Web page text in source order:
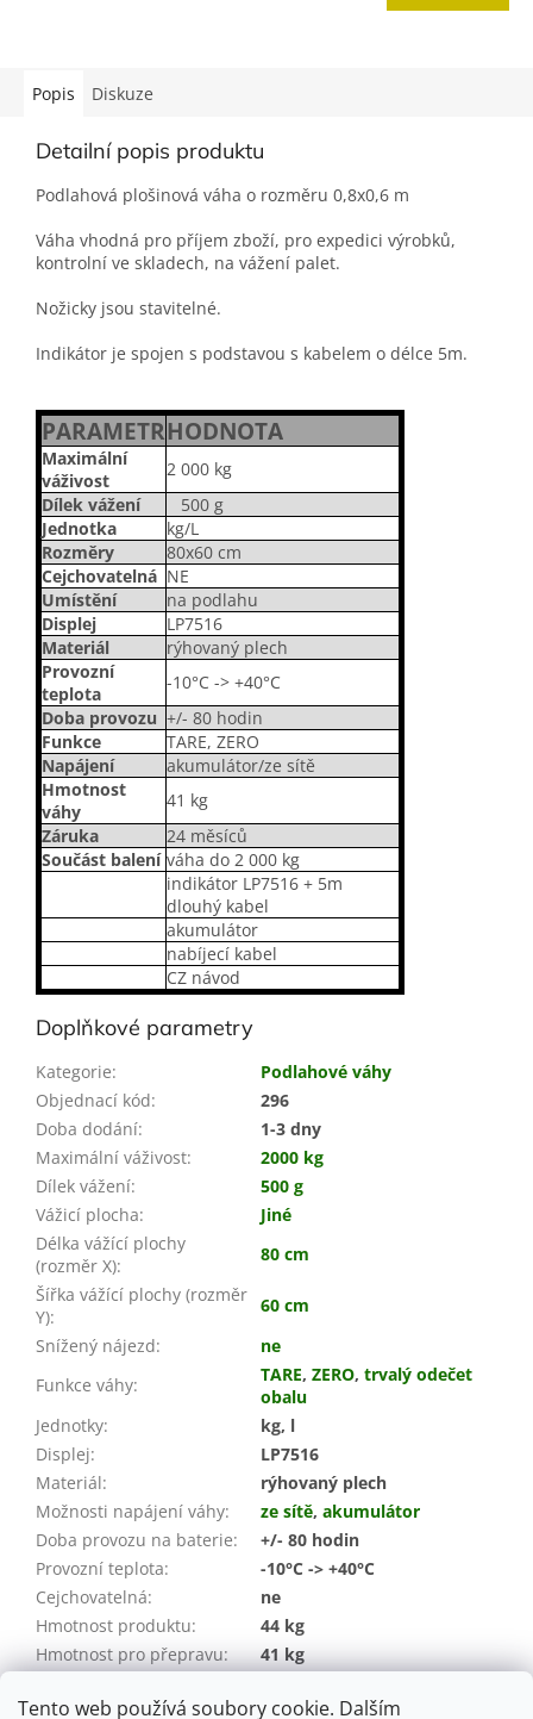
Tento web používá soubory cookie. Dalším
Popis Diskuze
Detailní popis produktu
Podlahová plošinová váha o rozměru 0,8x0,6 m
Váha vhodná pro příjem zboží, pro expedici výrobků,
kontrolní ve skladech, na vážení palet.
Nožicky jsou stavitelné.
Indikátor je spojen s podstavou s kabelem o délce 5m.
PARAMETRHODNOTA
Maximální
váživost
2 000 kg
Dílek vážení
500 g
Jednotka
kg/L
Rozměry
80x60 cm
Cejchovatelná NE
Umístění
na podlahu
Displej
LP7516
Materiál
rýhovaný plech
Provozní
teplota
-10°C -> +40°C
Doba provozu +/- 80 hodin
Funkce
TARE, ZERO
Napájení
akumulátor/ze sítě
Hmotnost
váhy
41 kg
Záruka
24 měsíců
Součást balení váha do 2 000 kg
indikátor LP7516 + 5m
dlouhý kabel
akumulátor
nabíjecí kabel
CZ návod
Doplňkové parametry
Kategorie:
Podlahové váhy
Objednací kód:
296
Doba dodání:
1-3 dny
Maximální váživost:
2000 kg
Dílek vážení:
500 g
Vážicí plocha:
Jiné
Délka vážící plochy
(rozměr X):
80 cm
Šířka vážící plochy (rozměr
Y):
60 cm
Snížený nájezd:
ne
Funkce váhy: TARE, ZERO, trvalý odečet
obalu
Jednotky:
kg, l
Displej:
LP7516
Materiál:
rýhovaný plech
Možnosti napájení váhy: ze sítě, akumulátor
Doba provozu na baterie:
+/- 80 hodin
Provozní teplota:
-10°C -> +40°C
Cejchovatelná:
ne
Hmotnost produktu:
44 kg
Hmotnost pro přepravu:
41 kg
EAN
08594219562821